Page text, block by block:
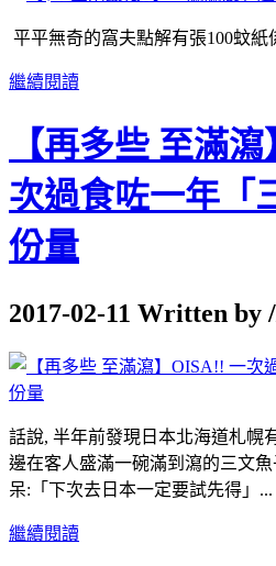
平平無奇的窩夫點解有張100蚊紙
繼續閱讀
【再多些 至滿
次過食咗一年「
份量
2017-02-11 Written by
話說, 半年前發現日本北海道札幌
邊在客人盛滿一碗滿到瀉的三文
呆:「下次去日本一定要試先得」...
繼續閱讀